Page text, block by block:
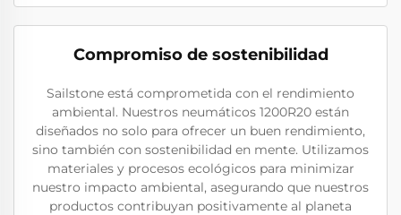
Compromiso de sostenibilidad
Sailstone está comprometida con el rendimiento
ambiental. Nuestros neumáticos 1200R20 están
diseñados no solo para ofrecer un buen rendimiento,
sino también con sostenibilidad en mente. Utilizamos
materiales y procesos ecológicos para minimizar
nuestro impacto ambiental, asegurando que nuestros
productos contribuyan positivamente al planeta